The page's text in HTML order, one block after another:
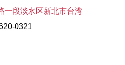
一段淡水区新北市台湾
0321